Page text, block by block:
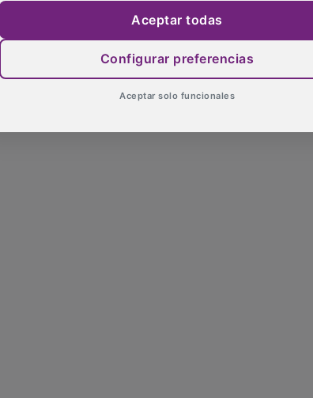
Aceptar todas
Configurar preferencias
Aceptar solo funcionales